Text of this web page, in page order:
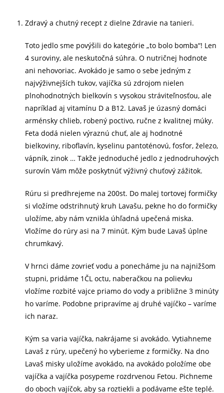
Zdravý a chutný recept z dielne Zdravie na tanieri.
Toto jedlo sme povýšili do kategórie „to bolo bomba“! Len
4 suroviny, ale neskutočná súhra. O nutričnej hodnote
ani nehovoriac. Avokádo je samo o sebe jedným z
najvýživnejších tukov, vajíčka sú zdrojom nielen
plnohodnotných bielkovín s vysokou stráviteľnosťou, ale
napríklad aj vitamínu D a B12. Lavaš je úzasný domáci
arménsky chlieb, robený poctivo, ručne z kvalitnej múky.
Feta dodá nielen výraznú chuť, ale aj hodnotné
bielkoviny, riboflavín, kyselinu pantoténovú, fosfor, železo,
vápník, zinok … Takže jednoduché jedlo z jednodruhových
surovín Vám môže poskytnúť výživný chuťový zážitok.
Rúru si predhrejeme na 200st. Do malej tortovej formičky
si vložíme odstrihnutý kruh Lavašu, pekne ho do formičky
uložíme, aby nám vznikla úhľadná upečená miska.
Vložíme do rúry asi na 7 minút. Kým bude Lavaš úplne
chrumkavý.
V hrnci dáme zovrieť vodu a ponecháme ju na najnižšom
stupni, pridáme 1ČL octu, naberačkou na polievku
vložíme rozbité vajce priamo do vody a približne 3 minúty
ho varíme. Podobne pripravíme aj druhé vajíčko – varíme
ich naraz.
Kým sa varia vajíčka, nakrájame si avokádo. Vytiahneme
Lavaš z rúry, upečený ho vyberieme z formičky. Na dno
Lavaš misky uložíme avokádo, na avokádo položíme obe
vajíčka a vajíčka posypeme rozdrvenou Fetou. Pichneme
do oboch vajíčok, aby sa roztiekli a podávame ešte teplé.